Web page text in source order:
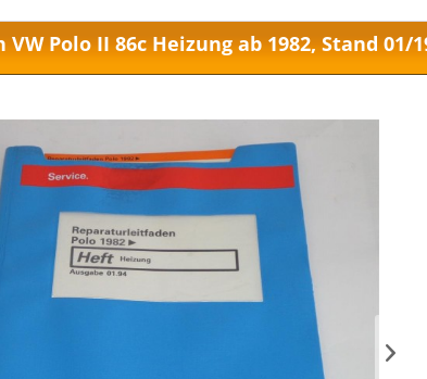
Polo II 86c Heizung ab 1982, Stand 01/